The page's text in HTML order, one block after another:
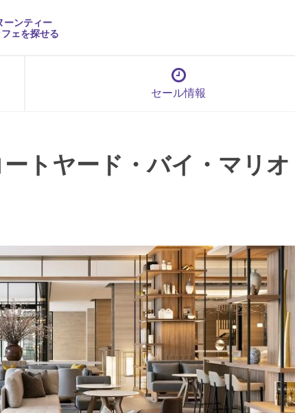
ーンティー
ェを探せる
セール情報
トヤード・バイ・マリオ